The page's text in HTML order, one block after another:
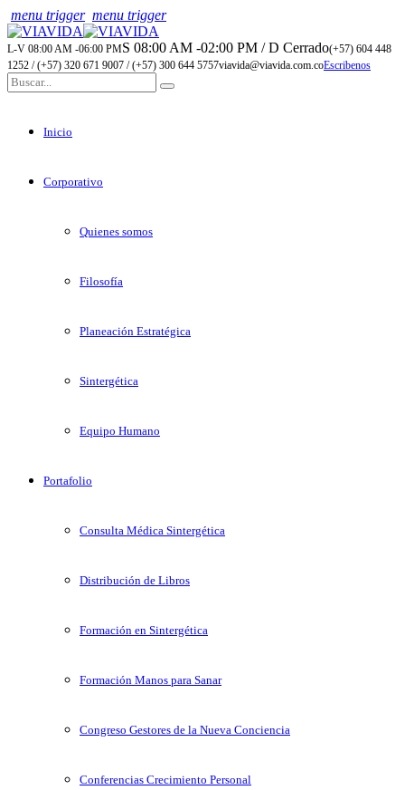
menu trigger menu trigger
L-V 08:00 AM -06:00 PMS 08:00 AM -02:00 PM / D Cerrado(+57) 604 448
1252 / (+57) 320 671 9007 / (+57) 300 644 5757viavida@viavida.com.coEscribenos
Inicio
Corporativo
Quienes somos
Filosofía
Planeación Estratégica
Sintergética
Equipo Humano
Portafolio
Consulta Médica Sintergética
Distribución de Libros
Formación en Sintergética
Formación Manos para Sanar
Congreso Gestores de la Nueva Conciencia
Conferencias Crecimiento Personal